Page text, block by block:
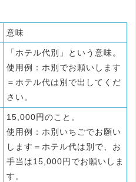
意味
「ホテル代別」という意味。
使用例：ホ別でお願いします
＝ホテル代は別で出してくだ
さい。
15,000円のこと。
使用例：ホ別いちごでお願い
します＝ホテル代は別で、お
手当は15,000円でお願いしま
す。